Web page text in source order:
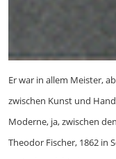
Er war in allem Meister,
zwischen Kunst und
Moderne, ja, zwischen
Theodor Fischer, 1862 in